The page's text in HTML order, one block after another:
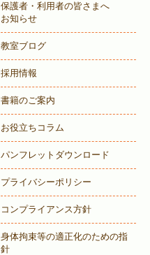
保護者・利用者の皆さまへ
お知らせ
教室ブログ
採用情報
書籍のご案内
お役立ちコラム
パンフレットダウンロード
プライバシーポリシー
コンプライアンス方針
身体拘束等の適正化のための指
針